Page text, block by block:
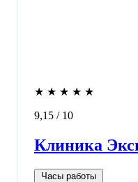
★ ★ ★ ★ ★
9,15 / 10
Клиника
Часы работы